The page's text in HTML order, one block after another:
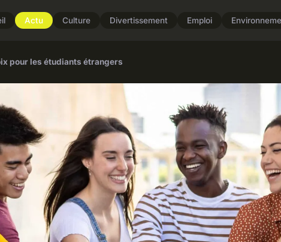
Actu Culture Divertissement Emploi
pour les étudiants étrangers